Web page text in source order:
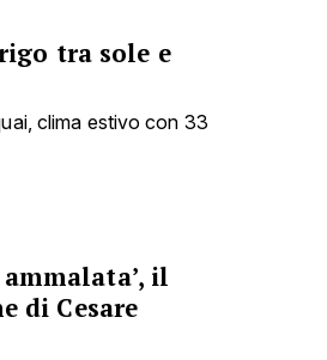
tra sole e
clima estivo con 33
il
di Cesare